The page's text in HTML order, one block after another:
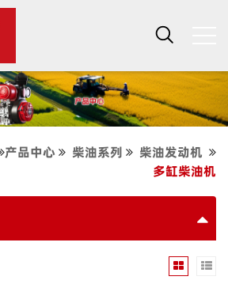
产品中心 柴油系列
柴油发动机
多缸柴油机